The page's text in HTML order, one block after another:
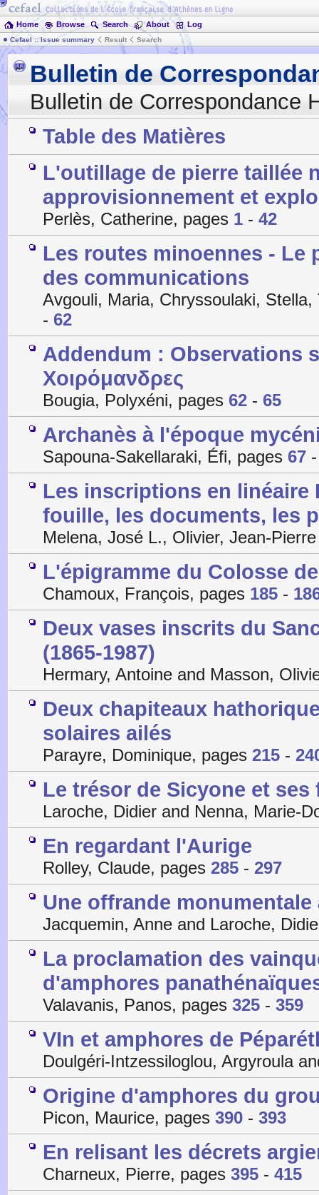
Home Browse Search About Log
Cefael :: Issue summary Result Search
Bulletin de
Bulletin de Correspondance
Table des Matières
L'outillage de pierre taillée
approvisionnement et
Perlès, Catherine, pages 1 - 42
Les routes minoennes - Le
des communications
Avgouli, Maria, Chryssoulaki,
- 62
Addendum : Observations
Χοιρόμανδρες
Bougia, Polyxéni, pages 62 - 65
Archanès à l'époque
Sapouna-Sakellaraki, Éfi, pages 67
Les inscriptions en linéaire
fouille, les documents, les
Melena, José L., Olivier, Jean-
L'épigramme du Colosse
Chamoux, François, pages 185 -
Deux vases inscrits du
(1865-1987)
Hermary, Antoine and Masson,
Deux chapiteaux
solaires ailés
Parayre, Dominique, pages 215 -
Le trésor de Sicyone et
Laroche, Didier and Nenna, Marie-
En regardant l'Aurige
Rolley, Claude, pages 285 - 297
Une offrande
Jacquemin, Anne and Laroche,
La proclamation des
d'amphores
Valavanis, Panos, pages 325 - 359
VIn et amphores de
Doulgéri-Intzessiloglou, Argyroula
Origine d'amphores du
Picon, Maurice, pages 390 - 393
En relisant les décrets
Charneux, Pierre, pages 395 - 415